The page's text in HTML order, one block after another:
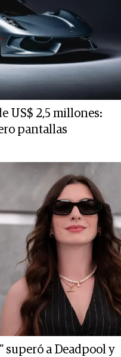
US$ 2,5 millones:
pantallas
superó a Deadpool y